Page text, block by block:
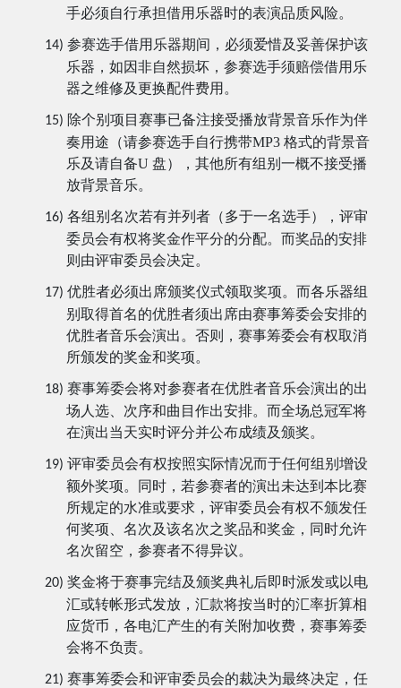
手必须自行承担借用乐器时的表演品质风险。
14) 参赛选手借用乐器期间，必须爱惜及妥善保护该
乐器，如因非自然损坏，参赛选手须赔偿借用乐
器之维修及更换配件费用。
15) 除个别项目赛事已备注接受播放背景音乐作为伴
奏用途（请参赛选手自行携带MP3 格式的背景音
乐及请自备U 盘），其他所有组别一概不接受播
放背景音乐。
16) 各组别名次若有并列者（多于一名选手），评审
委员会有权将奖金作平分的分配。而奖品的安排
则由评审委员会决定。
17) 优胜者必须出席颁奖仪式领取奖项。而各乐器组
别取得首名的优胜者须出席由赛事筹委会安排的
优胜者音乐会演出。否则，赛事筹委会有权取消
所颁发的奖金和奖项。
18) 赛事筹委会将对参赛者在优胜者音乐会演出的出
场人选、次序和曲目作出安排。而全场总冠军将
在演出当天实时评分并公布成绩及颁奖。
19) 评审委员会有权按照实际情况而于任何组别增设
额外奖项。同时，若参赛者的演出未达到本比赛
所规定的水准或要求，评审委员会有权不颁发任
何奖项、名次及该名次之奖品和奖金，同时允许
名次留空，参赛者不得异议。
20) 奖金将于赛事完结及颁奖典礼后即时派发或以电
汇或转帐形式发放，汇款将按当时的汇率折算相
应货币，各电汇产生的有关附加收费，赛事筹委
会将不负责。
21) 赛事筹委会和评审委员会的裁决为最终决定，任